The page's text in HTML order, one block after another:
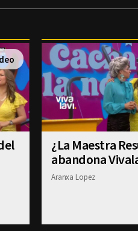
¿La Maestra
abandona
Aranxa Lopez